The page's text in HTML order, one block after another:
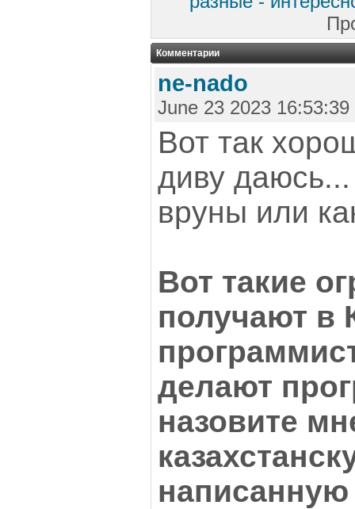
Комментарии
ne-nado
June 23 2023 16:53:39
Вот так
диву
вруны или
Вот такие
получают в
делают
назовите